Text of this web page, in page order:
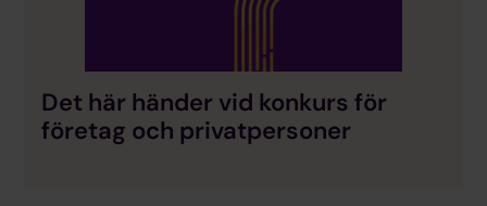
Det här händer vid konkurs för
företag och privatpersoner